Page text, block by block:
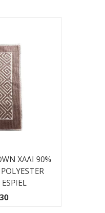
ΧΑΛΙ 90%